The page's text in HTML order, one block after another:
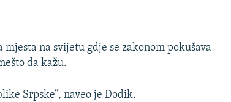
mjesta na svijetu gdje se zakonom pokušava
da kažu.
Srpske”, naveo je Dodik.